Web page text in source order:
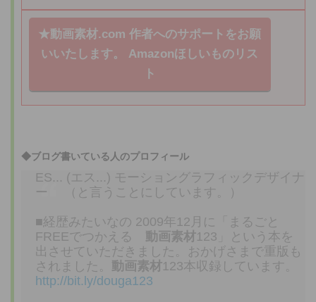
★動画素材.com 作者へのサポートをお願
いいたします。 Amazonほしいものリス
ト
◆ブログ書いている人のプロフィール
ES... (エス...) モーショングラフィックデザイナ
ー （と言うことにしています。）
■経歴みたいなの 2009年12月に「まるごと
FREEでつかえる 動画素材123」という本を
出させていただきました。おかげさまで重版も
されました。 動画素材123本収録しています。
http://bit.ly/douga123